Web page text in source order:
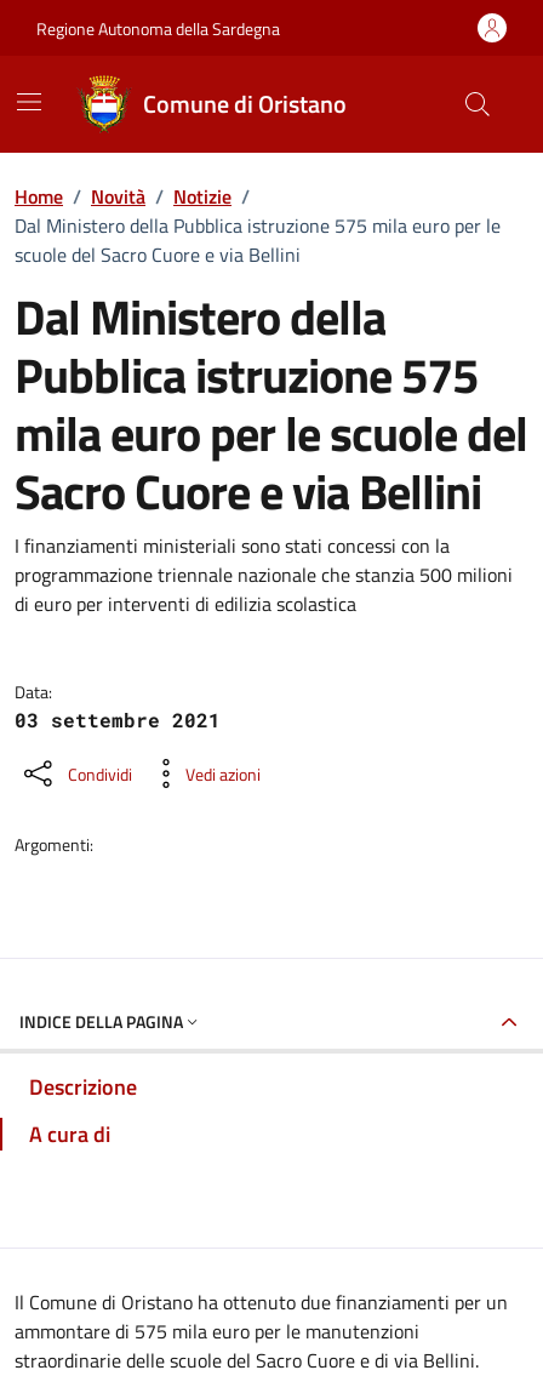
Regione Autonoma della Sardegna
Comune di Oristano
Home / Novità / Notizie /
Dal Ministero della Pubblica istruzione 575 mila euro per le
scuole del Sacro Cuore e via Bellini
Dal Ministero della
Pubblica istruzione 575
mila euro per le scuole del
Sacro Cuore e via Bellini
Dettagli della notizia
I finanziamenti ministeriali sono stati concessi con la
programmazione triennale nazionale che stanzia 500 milioni
di euro per interventi di edilizia scolastica
Data:
03 settembre 2021
Condividi Vedi azioni
Argomenti:
INDICE DELLA PAGINA
Descrizione
A cura di
Il Comune di Oristano ha ottenuto due finanziamenti per un
ammontare di 575 mila euro per le manutenzioni
straordinarie delle scuole del Sacro Cuore e di via Bellini.